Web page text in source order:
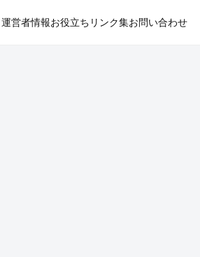
運営者情報お役立ちリンク集お問い合わせ